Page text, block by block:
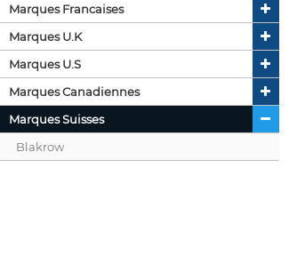
Marques Francaises
Marques U.k
Marques U.s
Marques Canadiennes
Marques Suisses
Blakrow